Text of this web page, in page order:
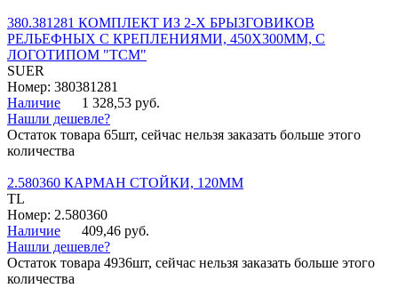
380.381281 КОМПЛЕКТ ИЗ 2-Х БРЫЗГОВИКОВ
РЕЛЬЕФНЫХ С КРЕПЛЕНИЯМИ, 450Х300ММ, С
ЛОГОТИПОМ "ТСМ"
SUER
Номер: 380381281
Наличие
1 328,53 руб.
Нашли дешевле?
Остаток товара 65шт, сейчас нельзя заказать больше этого
количества
2.580360 КАРМАН СТОЙКИ, 120ММ
TL
Номер: 2.580360
Наличие
409,46 руб.
Нашли дешевле?
Остаток товара 4936шт, сейчас нельзя заказать больше этого
количества